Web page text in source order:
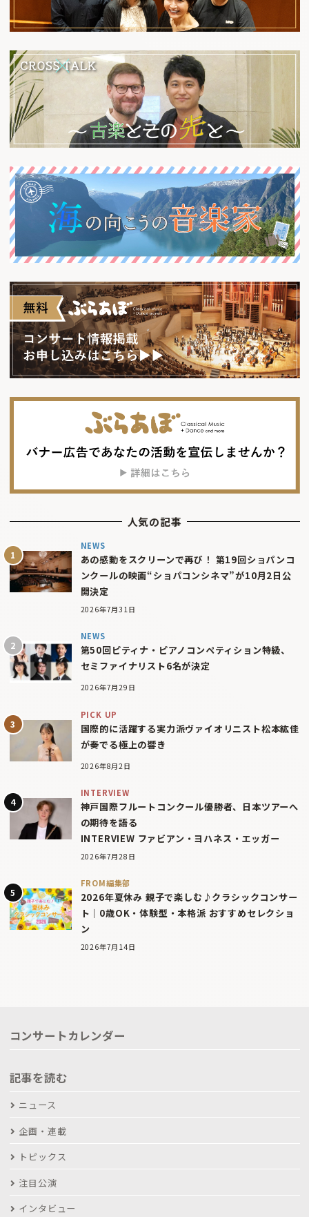
人気の記事
NEWS
あの感動をスクリーンで再び！ 第19回ショパンコ
ンクールの映画“ショパコンシネマ”が10月2日公
開決定
2026年7月31日
NEWS
第50回ピティナ・ピアノコンペティション特級、
セミファイナリスト6名が決定
2026年7月29日
PICK UP
国際的に活躍する実力派ヴァイオリニスト松本紘佳
が奏でる極上の響き
2026年8月2日
INTERVIEW
神戸国際フルートコンクール優勝者、日本ツアーへ
の期待を語る
INTERVIEW ファビアン・ヨハネス・エッガー
2026年7月28日
FROM編集部
2026年夏休み 親子で楽しむ♪クラシックコンサー
ト｜0歳OK・体験型・本格派 おすすめセレクショ
ン
2026年7月14日
コンサートカレンダー
記事を読む
ニュース
企画・連載
トピックス
注目公演
インタビュー